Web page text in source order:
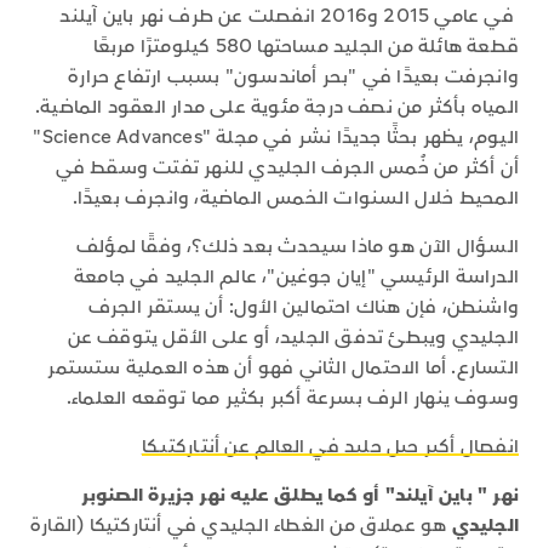
في عامي 2015 و2016 انفصلت عن طرف نهر باين آيلند
قطعة هائلة من الجليد مساحتها 580 كيلومترًا مربعًا
وانجرفت بعيدًا في "بحر أماندسون" بسبب ارتفاع حرارة
المياه بأكثر من نصف درجة مئوية على مدار العقود الماضية.
اليوم، يظهر بحثًا جديدًا نشر في مجلة "Science Advances"
أن أكثر من خُمس الجرف الجليدي للنهر تفتت وسقط في
المحيط خلال السنوات الخمس الماضية، وانجرف بعيدًا.
السؤال الآن هو ماذا سيحدث بعد ذلك؟، وفقًا لمؤلف
الدراسة الرئيسي "إيان جوغين"، عالم الجليد في جامعة
واشنطن، فإن هناك احتمالين الأول: أن يستقر الجرف
الجليدي ويبطئ تدفق الجليد، أو على الأقل يتوقف عن
التسارع. أما الاحتمال الثاني فهو أن هذه العملية ستستمر
وسوف ينهار الرف بسرعة أكبر بكثير مما توقعه العلماء.
انفصال أكبر جبل جليد في العالم عن أنتـاركتيـكا
نهر " باين آيلند" أو كما يطلق عليه نهر جزيرة الصنوبر
الجليدي هو عملاق من الغطاء الجليدي في أنتاركتيكا (القارة